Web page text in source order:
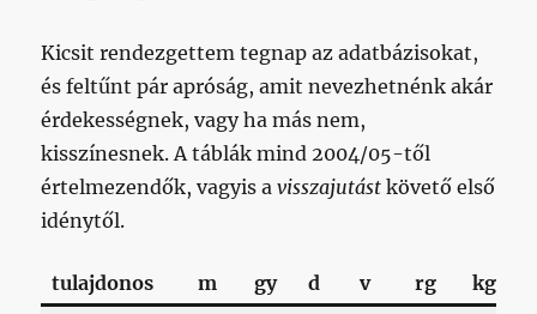
Kicsit rendezgettem tegnap az adatbázisokat,
és feltűnt pár apróság, amit nevezhetnénk akár
érdekességnek, vagy ha más nem,
kisszínesnek. A táblák mind 2004/05-től
értelmezendők, vagyis avisszajutást követő első
idénytől.
tulajdonos m gy d v rg kg